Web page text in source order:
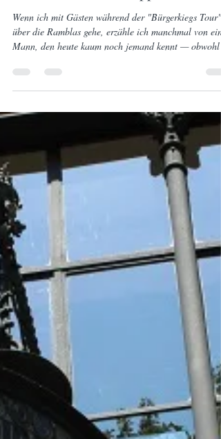
besten Romane & Tipps
Wenn ich mit Gästen während der "Bürgerkiegs Tour"
über die Ramblas gehe, erzähle ich manchmal von
Mann, den heute kaum noch jemand kennt — obwohl
aufgewachsen in Valencia, mit 21 Jahren
Spanier. Seine Muttersprachen waren Deutsch und
Französisch — aber er schrieb sein ganzes Leben auf
Spanisch. Das sagt schon einiges über diesen Mann.
Reisender mit Kof